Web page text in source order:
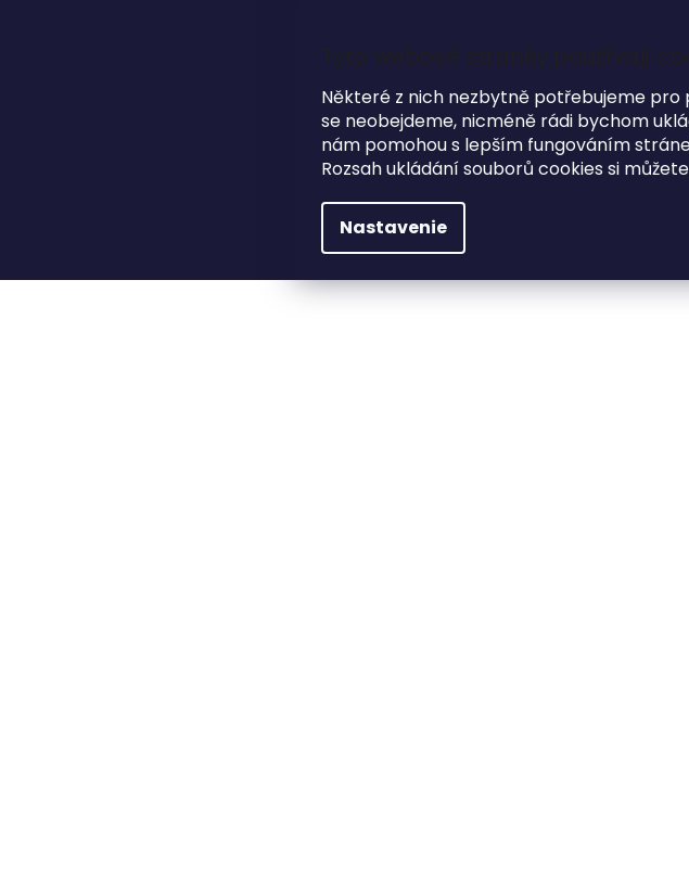
Tyto webové stránky používají
Některé z nich nezbytně potřebujeme
se neobejdeme, nicméně rádi bychom
nám pomohou s lepším fungováním
Rozsah ukládání souborů cookies si
Nastavenie
HĽADAŤ
Jmenovky Dřevěná jmenovka PSACÍ